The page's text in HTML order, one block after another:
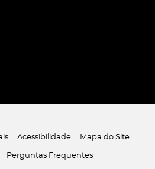
Acessibilidade Mapa do Site
Perguntas Frequentes